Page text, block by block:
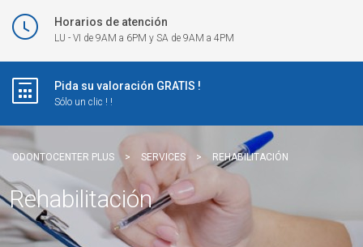
Horarios de atención
LU - VI de 9AM a 6PM y SA de 9AM a 4PM
Pida su valoración GRATIS !
Sólo un clic ! !
ODONTOCENTER PLUS > SERVICES > REHABILITACIÓN
Rehabilitación